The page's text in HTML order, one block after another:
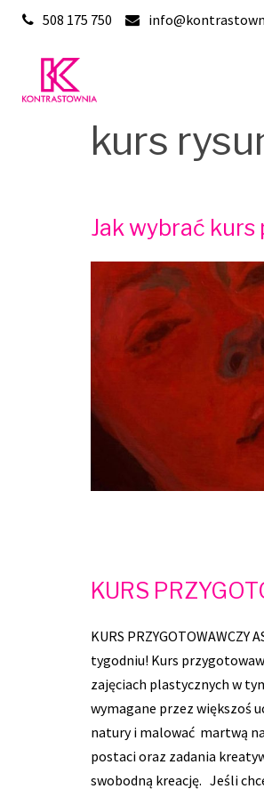
Skip
content
508 175 750
kurs
Jak wybrać
KURS
KURS
tygodniu! Kurs
zajęciach plastycznych w
wymagane przez większoś
natury i malować martwą
postaci oraz zadania
swobodną kreację. Jeśli